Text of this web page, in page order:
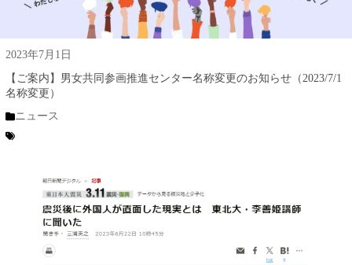
2023年7月1日
【ご案内】男女共同参画推進センター名称変更のお知らせ（2023/7/1
名称変更）
ニュース